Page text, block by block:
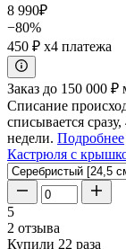
8 990₽
−80%
450 ₽ x4 платежа
Заказ до 150 000
Списание
списывается
недели. Подробнее
Кастрюля с
5
2 отзыва
Купили 22 раза